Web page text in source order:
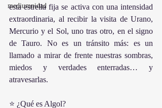
mediumnidad
esta estrella fija se activa con una intensidad
extraordinaria, al recibir la visita de Urano,
Mercurio y el Sol, uno tras otro, en el signo
de Tauro. No es un tránsito más: es un
llamado a mirar de frente nuestras sombras,
miedos y verdades enterradas… y
atravesarlas.
⭐ ¿Qué es Algol?